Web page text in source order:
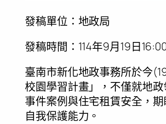
發稿單位：地政局
發稿時間：114年9月19日
臺南市新化地政事務所於今
校園學習計畫」，不僅就地
事件案例與住宅租賃安全，
自我保護能力。